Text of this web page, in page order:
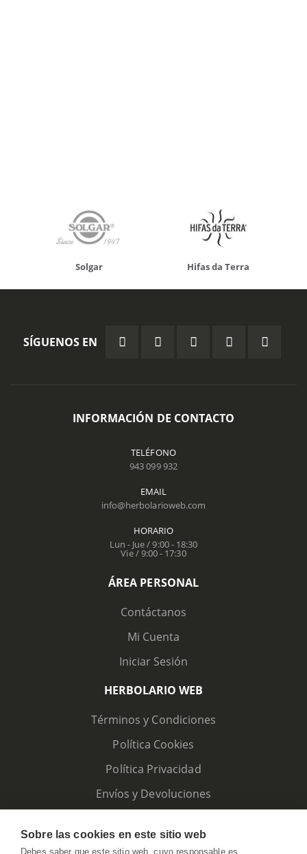
Solgar Hifas da Terra
SÍGUENOS EN
INFORMACIÓN DE CONTACTO
TELÉFONO
943 099 932
EMAIL
info@herbolarioweb.com
HORARIO
Lun - Jue / 9:00 - 18:30
Vie / 9:00 - 17:30
ÁREA PERSONAL
Contáctanos
Mi Cuenta
Iniciar Sesión
HERBOLARIO WEB
Términos y Condiciones
Política Cookies
Política Privacidad
Envíos y Devoluciones
Sobre las cookies en este sitio web
Debes saber que este sitio web, cuyo responsable es